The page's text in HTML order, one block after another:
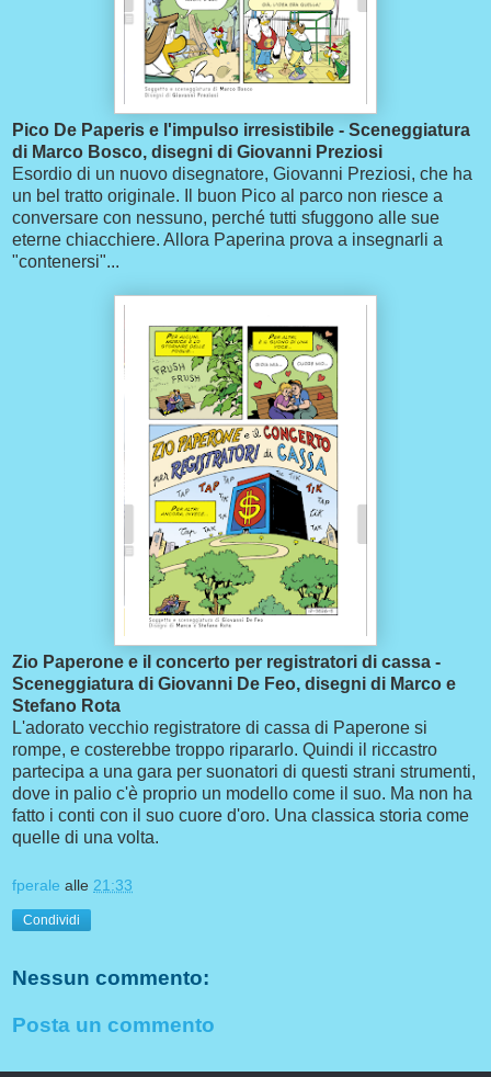
Pico De Paperis e l'impulso irresistibile - Sceneggiatura
di Marco Bosco, disegni di Giovanni Preziosi
Esordio di un nuovo disegnatore, Giovanni Preziosi, che ha
un bel tratto originale. Il buon Pico al parco non riesce a
conversare con nessuno, perché tutti sfuggono alle sue
eterne chiacchiere. Allora Paperina prova a insegnarli a
"contenersi"...
Zio Paperone e il concerto per registratori di cassa -
Sceneggiatura di Giovanni De Feo, disegni di Marco e
Stefano Rota
L'adorato vecchio registratore di cassa di Paperone si
rompe, e costerebbe troppo ripararlo. Quindi il riccastro
partecipa a una gara per suonatori di questi strani strumenti,
dove in palio c'è proprio un modello come il suo. Ma non ha
fatto i conti con il suo cuore d'oro. Una classica storia come
quelle di una volta.
fperale alle 21:33
Condividi
Nessun commento:
Posta un commento